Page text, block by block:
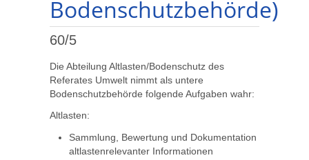
Bodenschutzbehörde)
60/5
Die Abteilung Altlasten/Bodenschutz des
Referates Umwelt nimmt als untere
Bodenschutzbehörde folgende Aufgaben wahr:
Altlasten:
Sammlung, Bewertung und Dokumentation
altlastenrelevanter Informationen